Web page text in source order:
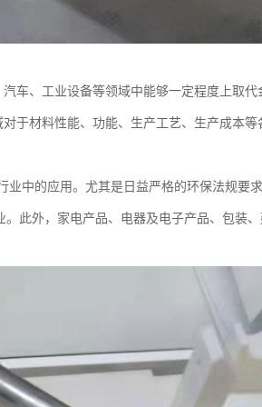
车、工业设备等领域中能够一定程度上取代
于材料性能、功能、生产工艺、生产成本等
业中的应用。尤其是日益严格的环保法规要
此外，家电产品、电器及电子产品、包装